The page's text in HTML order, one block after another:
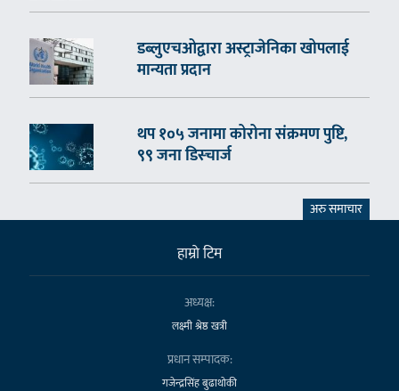
डब्लुएचओद्वारा अस्ट्राजेनिका खोपलाई
मान्यता प्रदान
थप १०५ जनामा कोरोना संक्रमण पुष्टि,
९९ जना डिस्चार्ज
अरु समाचार
हाम्राे टिम
अध्यक्ष:
लक्ष्मी श्रेष्ठ खत्री
प्रधान सम्पादक:
गजेन्द्रसिंह बुढाथोकी